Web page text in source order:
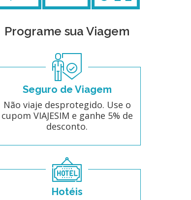
Programe sua Viagem
Seguro de Viagem
Não viaje desprotegido. Use o
cupom VIAJESIM e ganhe 5% de
desconto.
Hotéis